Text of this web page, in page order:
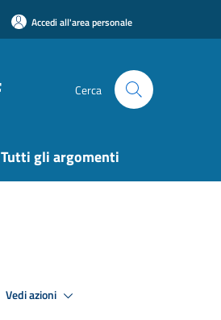
Accedi all'area personale
Cerca
Tutti gli argomenti
Vedi azioni